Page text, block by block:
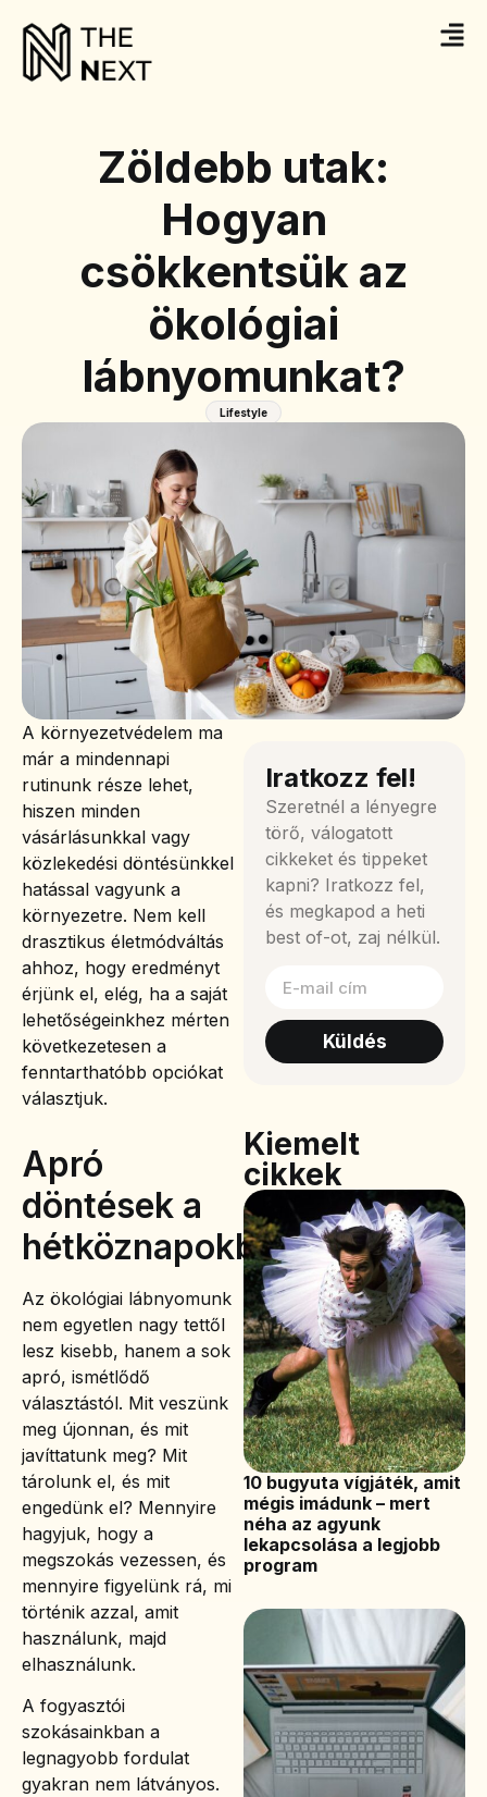
Zöldebb utak:
Hogyan
csökkentsük az
ökológiai
lábnyomunkat?
Lifestyle
A környezetvédelem ma
már a mindennapi
rutinunk része lehet,
hiszen minden
vásárlásunkkal vagy
közlekedési döntésünkkel
hatással vagyunk a
környezetre. Nem kell
drasztikus életmódváltás
ahhoz, hogy eredményt
érjünk el, elég, ha a saját
lehetőségeinkhez mérten
következetesen a
fenntarthatóbb opciókat
választjuk.
Apró
döntések a
hétköznapokban
Az ökológiai lábnyomunk
nem egyetlen nagy tettől
lesz kisebb, hanem a sok
apró, ismétlődő
választástól. Mit veszünk
meg újonnan, és mit
javíttatunk meg? Mit
tárolunk el, és mit
engedünk el? Mennyire
hagyjuk, hogy a
megszokás vezessen, és
mennyire figyelünk rá, mi
történik azzal, amit
használunk, majd
elhasználunk.
A fogyasztói
szokásainkban a
legnagyobb fordulat
gyakran nem látványos.
Iratkozz fel!
Szeretnél a lényegre
törő, válogatott
cikkeket és tippeket
kapni? Iratkozz fel,
és megkapod a heti
best of-ot, zaj nélkül.
Küldés
Kiemelt
cikkek
10 bugyuta vígjáték, amit
mégis imádunk – mert
néha az agyunk
lekapcsolása a legjobb
program